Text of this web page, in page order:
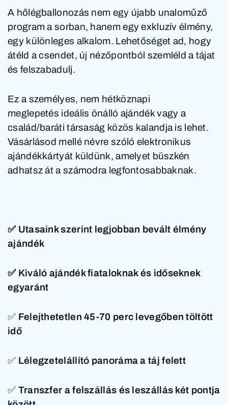
A hőlégballonozás nem egy újabb unaloműző
program a sorban, hanem egy exkluzív élmény,
egy különleges alkalom. Lehetőséget ad, hogy
átéld a csendet, új nézőpontból szemléld a tájat
és felszabadulj.
Ez a személyes, nem hétköznapi
meglepetés ideális önálló ajándék vagy a
család/baráti társaság közös kalandja is lehet.
Vásárlásod mellé névre szóló elektronikus
ajándékkártyát küldünk, amelyet büszkén
adhatsz át a számodra legfontosabbaknak.
✅ Utasaink szerint legjobban bevált élmény
ajándék
✅ Kiváló ajándék fiataloknak és időseknek
egyaránt
✅ Felejthetetlen 45-70 perc levegőben töltött
idő
✅ Lélegzetelállító panoráma a táj felett
✅ Transzfer a felszállás és leszállás két pontja